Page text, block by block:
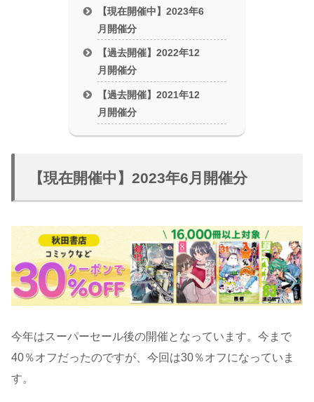
【現在開催中】2023年6
月開催分
【過去開催】2022年12
月開催分
【過去開催】2021年12
月開催分
【現在開催中】2023年6月開催分
今年はスーパーセール後の開催となっています。今まで
40％オフだったのですが、今回は30％オフになっていま
す。